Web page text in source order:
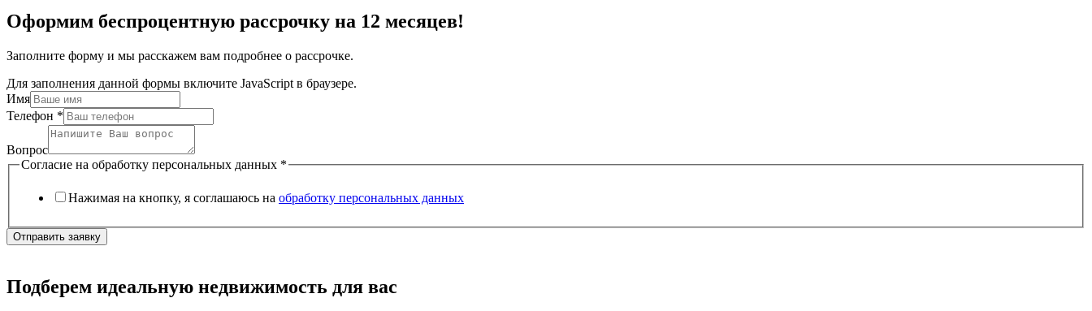
Оформим беспроцентную рассрочку на 12 месяцев!
Заполните форму и мы расскажем вам подробнее о рассрочке.
Для заполнения данной формы включите JavaScript в браузере.
Имя
Телефон *
Вопрос
Согласие на обработку персональных данных *
Нажимая на кнопку, я соглашаюсь на обработку персональных данных
Отправить заявку
Подберем идеальную недвижимость для вас